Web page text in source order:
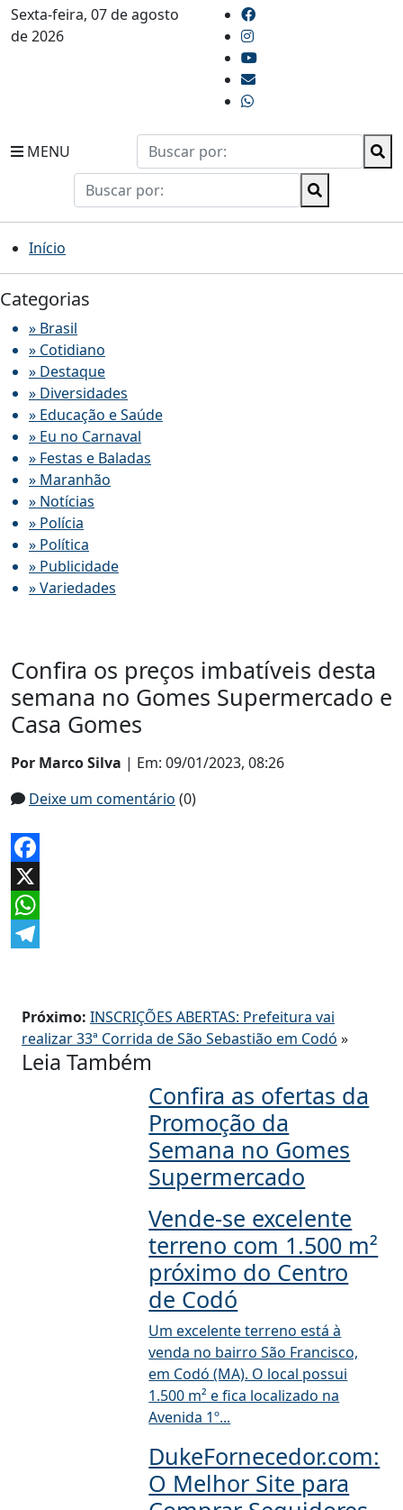
Sexta-feira, 07 de agosto
de 2026
MENU
Início
Categorias
» Brasil
» Cotidiano
» Destaque
» Diversidades
» Educação e Saúde
» Eu no Carnaval
» Festas e Baladas
» Maranhão
» Notícias
» Polícia
» Política
» Publicidade
» Variedades
Confira os preços imbatíveis desta
semana no Gomes Supermercado e
Casa Gomes
Por Marco Silva | Em: 09/01/2023, 08:26
Deixe um comentário (0)
Facebook
X
WhatsApp
Próximo: INSCRIÇÕES ABERTAS: Prefeitura vai
realizar 33ª Corrida de São Sebastião em Codó »
Leia Também
Confira as ofertas da
Promoção da
Semana no Gomes
Supermercado
Vende-se excelente
terreno com 1.500 m²
próximo do Centro
de Codó
Um excelente terreno está à
venda no bairro São Francisco,
em Codó (MA). O local possui
1.500 m² e fica localizado na
Avenida 1º...
DukeFornecedor.com:
O Melhor Site para